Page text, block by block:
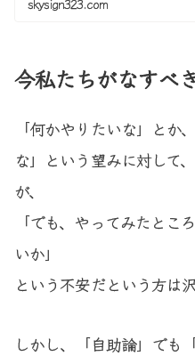
skysign323.com
今私たちがなすべ
「何かやりたいな」とか
な」という望みに対して
が、
「でも、やってみたとこ
いか」
という不安だという方は
しかし、「自助論」でも